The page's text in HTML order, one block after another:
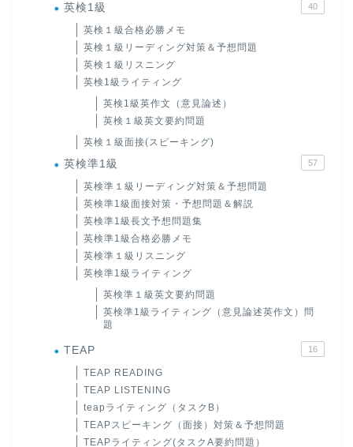
英検1級 40
英検１級合格必勝メモ
英検１級リーディング対策＆予想問題
英検１級リスニング
英検1級ライティング
英検1級英作文（意見論述）
英検１級英文要約問題
英検１級面接(スピーキング)
英検準1級 57
英検準１級リーディング対策＆予想問題
英検準1級面接対策・予想問題＆解説
英検準1級長文予想問題集
英検準1級合格必勝メモ
英検準１級リスニング
英検準1級ライティング
英検準１級英文要約問題
英検準1級ライティング（意見論述英作文）問
題
TEAP 16
TEAP READING
TEAP LISTENING
teapライティング（タスクB）
TEAPスピーキング（面接）対策＆予想問題
TEAPライティング(タスクA要約問題）
原田高志の”ほぼ日刊”英語
学習＆大学入試英語コラム
“シン”・英会話スピード表
英語名言・格言・カッコい
い英語＆素敵な英文フレー